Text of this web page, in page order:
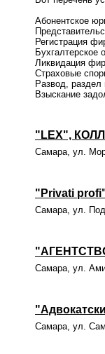
Абонентское
Регистрация
Бухгалтерское
Ликвидация
Страховые
Развод,
Взыскание
"LEX",
Самара, ул.
"Privati
Самара, ул.
Самара, ул.
Самара, ул.